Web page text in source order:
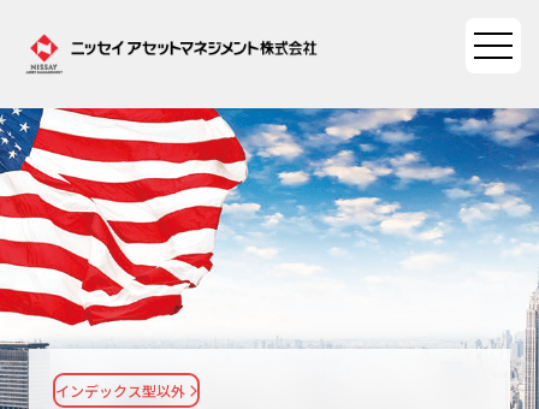
ファンド情報
ファンド情報TOP
基準価額一覧
ファンド検索
ファンド比較
マーケット情報
マーケット情報TOP
マーケット指数
資産形成ポータル
資産形成ポータルTOP
インデックス型以外